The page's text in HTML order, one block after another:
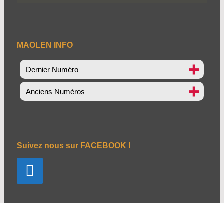
MAOLEN INFO
Dernier Numéro
Anciens Numéros
Suivez nous sur FACEBOOK !